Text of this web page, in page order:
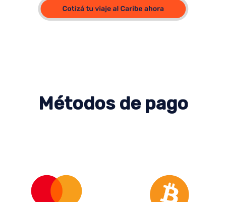
Métodos de pago